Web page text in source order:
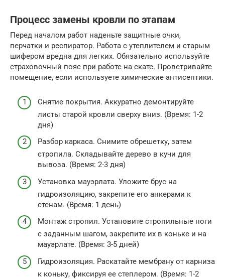
Процесс замены кровли по этапам
Перед началом работ наденьте защитные очки,
перчатки и респиратор. Работа с утеплителем и старым
шифером вредна для легких. Обязательно используйте
страховочный пояс при работе на скате. Проветривайте
помещение, если используете химические антисептики.
Снятие покрытия. Аккуратно демонтируйте
листы старой кровли сверху вниз. (Время: 1-2
дня)
Разбор каркаса. Снимите обрешетку, затем
стропила. Складывайте дерево в кучи для
вывоза. (Время: 2-3 дня)
Установка мауэрлата. Уложите брус на
гидроизоляцию, закрепите его анкерами к
стенам. (Время: 1 день)
Монтаж стропил. Установите стропильные ноги
с заданным шагом, закрепите их в коньке и на
мауэрлате. (Время: 3-5 дней)
Гидроизоляция. Раскатайте мембрану от карниза
к коньку, фиксируя ее степлером. (Время: 1-2